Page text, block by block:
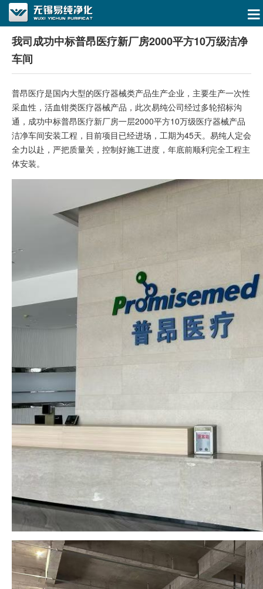
我司成功中标普昂医疗新厂房2000平方10万级洁净
车间
普昂医疗是国内大型的医疗器械类产品生产企业，主要生产一次性
采血性，活血钳类医疗器械产品，此次易纯公司经过多轮招标沟
通，成功中标普昂医疗新厂房一层2000平方10万级医疗器械产品
洁净车间安装工程，目前项目已经进场，工期为45天。易纯人定会
全力以赴，严把质量关，控制好施工进度，年底前顺利完全工程主
体安装。